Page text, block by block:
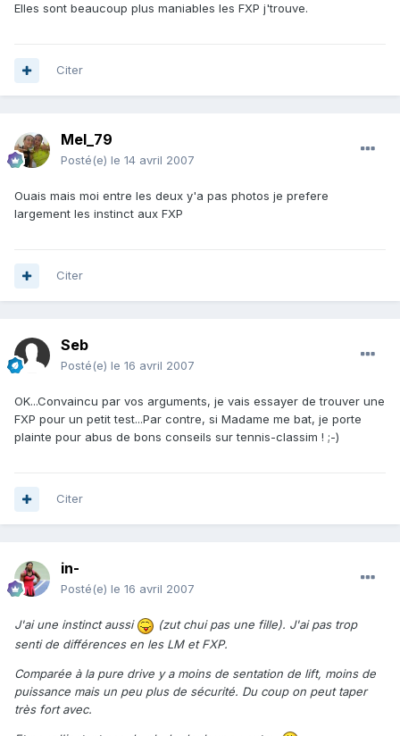
Elles sont beaucoup plus maniables les FXP j'trouve.
Citer
Mel_79
Posté(e) le 14 avril 2007
Ouais mais moi entre les deux y'a pas photos je prefere
largement les instinct aux FXP
Citer
Seb
Posté(e) le 16 avril 2007
OK...Convaincu par vos arguments, je vais essayer de trouver une
FXP pour un petit test...Par contre, si Madame me bat, je porte
plainte pour abus de bons conseils sur tennis-classim ! ;-)
Citer
in-
Posté(e) le 16 avril 2007
J'ai une instinct aussi
(zut chui pas une fille). J'ai pas trop
senti de différences en les LM et FXP.
Comparée à la pure drive y a moins de sentation de lift, moins de
puissance mais un peu plus de sécurité. Du coup on peut taper
très fort avec.